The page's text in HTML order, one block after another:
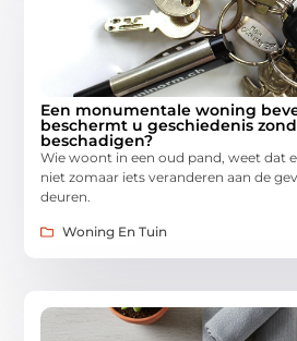
Een monumentale woning
beschermt u geschiedenis
beschadigen?
Wie woont in een oud pand, weet dat
niet zomaar iets veranderen aan de
deuren.
Woning En Tuin